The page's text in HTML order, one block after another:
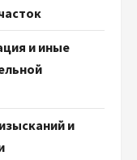
и иные
и